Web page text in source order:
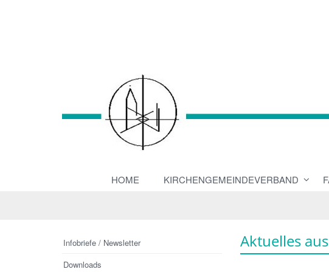
HOME KIRCHENGEMEINDEVERBAND
Aktuelles
Infobriefe / Newsletter
Downloads